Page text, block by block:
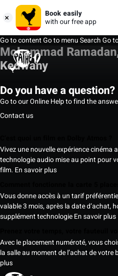
Book easily
with our free app
Go to contentGo to menuSearchGo
Mohammad
Kedwany
Do you have a question?
Go to our Online Help to find the
Contact us
Vivez une nouvelle expérience cinéma
technologie audio mise au point pour
film. En savoir plus
Vous donne accès à un tarif
valable 3 mois, après la date d’achat,
supplément technologieEn savoir plus
Avec le placement numéroté, vous
la salle au moment de l’achat de votre
plus